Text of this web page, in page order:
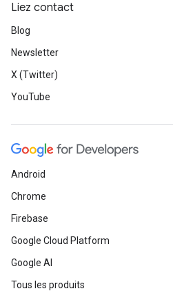
Liez contact
Blog
Newsletter
X (Twitter)
YouTube
Android
Chrome
Firebase
Google Cloud Platform
Google AI
Tous les produits